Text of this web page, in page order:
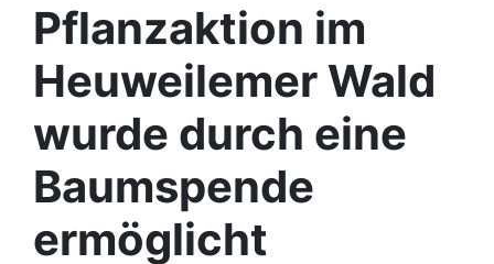
Pflanzaktion im
Heuweilemer Wald
wurde durch eine
Baumspende
ermöglicht